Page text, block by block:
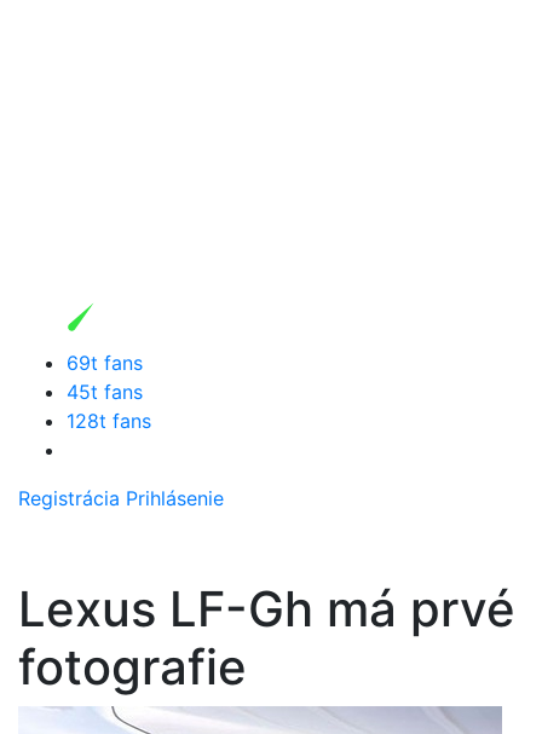
69t fans
45t fans
128t fans
Registrácia Prihlásenie
Lexus LF-Gh má prvé
fotografie